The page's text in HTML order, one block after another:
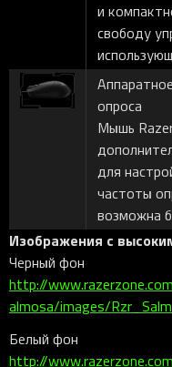
и
свободу
опроса
Мышь
для
частоты
возможна
Изображения с
Черный фон
http://
almosa/images/
Белый фон
http://